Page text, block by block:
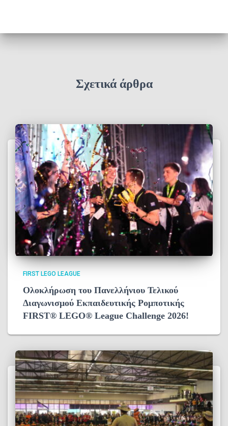
Σχετικά άρθρα
FIRST LEGO LEAGUE
Ολοκλήρωση του Πανελλήνιου Τελικού
Διαγωνισμού Εκπαιδευτικής Ρομποτικής
FIRST® LEGO® League Challenge 2026!